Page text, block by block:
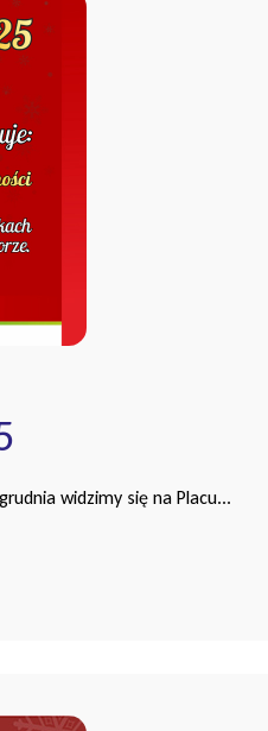
widzimy się na Placu...